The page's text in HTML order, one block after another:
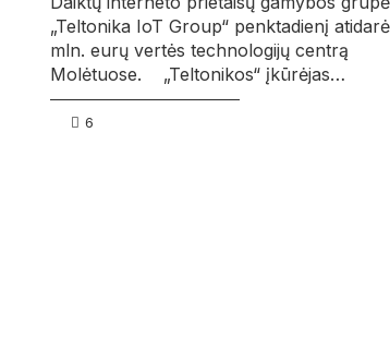
„Teltonika IoT Group“ penktadienį
mln. eurų vertės technologijų centrą
Molėtuose. „Teltonikos“ įkūrėjas…
6